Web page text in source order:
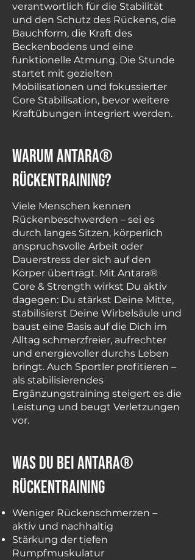
verantwortlich für die Stabilität
und den Schutz des Rückens, die
Bauchform, die Kraft des
Beckenbodens und eine
funktionelle Atmung. Die Stunde
startet mit gezielten
Mobilisationen und fokussierter
Core Stabilisation, bevor weitere
Kraftübungen integriert werden.
warum Antara®
Rückentraining?
Viele Menschen kennen
Rückenbeschwerden – sei es
durch langes Sitzen, körperlich
anspruchsvolle Arbeit oder
Dauerstress der sich auf den
Körper überträgt. Mit Antara®
Core & Strength wirkst Du aktiv
dagegen: Du stärkst Deine Mitte,
stabilisierst Deine Wirbelsäule und
baust eine Basis auf die Dich im
Alltag schmerzfreier, aufrechter
und energievoller durchs Leben
bringt. Auch Sportler profitieren –
als stabilisierendes
Ergänzungstraining steigert es die
Leistung und beugt Verletzungen
vor.
was du bei Antara®
Rückentraining
Weniger Rückenschmerzen –
aktiv und nachhaltig
Stärkung der tiefen
Rumpfmuskulatur